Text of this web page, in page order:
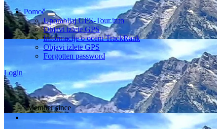
Pomoč
Uporabljaj GPS-Tour.info
Objavi izlete GPS
Informacije o oceni TrackRank
Objavi izlete GPS
Forgotten password
Login
Member since